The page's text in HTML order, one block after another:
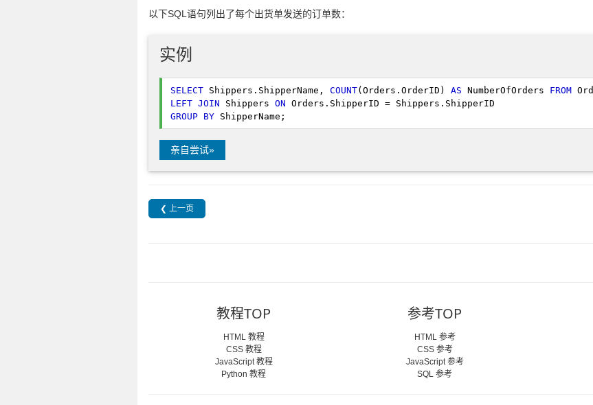
以下SQL语句列出了每个出货单发送的订单数：
实例
SELECT Shippers.ShipperName, COUNT(Orders.OrderID) AS NumberOfOrders FROM
LEFT JOIN Shippers ON
GROUP BY ShipperName;
亲自尝试»
❮ 上一页
教程TOP
HTML 教程
CSS 教程
JavaScript 教程
Python 教程
参考TOP
HTML 参考
CSS 参考
JavaScript 参考
SQL 参考